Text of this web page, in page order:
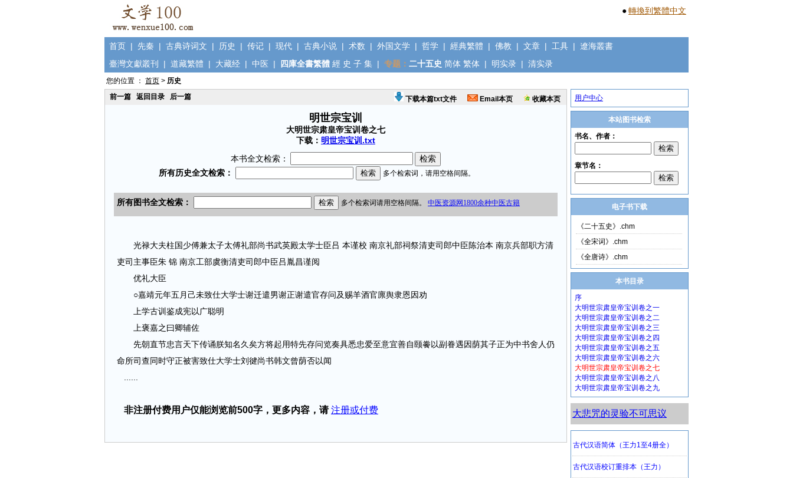
●轉換到繁體中文
首页 | 先秦 | 古典诗词文 | 历史 | 传记 | 现代 | 古典小说 | 术数 | 外国文学 | 哲学 | 經典繁體 | 佛教 | 文章 | 工具 | 遼海叢書
臺灣文獻叢刊
| 道藏繁體 | 大藏经 | 中医 | 四庫全書繁體 經 史 子 集 | 专题： 二十五史 简体 繁体 | 明实录 | 清实录
您的位置 ： 首页 > 历史
前一篇
返回目录 后一篇 下载本篇txt文件 Email本页 收藏本页
明世宗宝训
大明世宗肃皇帝宝训卷之七
下载： 明世宗宝训.txt
本书全文检索：
光禄大夫柱国少傅兼太子太傅礼部尚书武英殿太学士臣吕 本谨校 南京礼部祠祭清吏司郎中臣陈治本 南京兵部职方清
吏司主事臣朱 锦 南京工部虞衡清吏司郎中臣吕胤昌谨阅
优礼大臣
○嘉靖元年五月己未致仕大学士谢迁遣男谢正谢遣官存问及赐羊酒官廪舆隶恩因劝
上学古训鉴成宪以广聪明
上褒嘉之曰卿辅佐
先朝直节忠言天下传诵朕知名久矣方将起用特先存问览奏具悉忠爱至意宜善自颐餋以副眷遇因荫其子正为中书舍人仍
命所司查同时守正被害致仕大学士刘徤尚书韩文曾荫否以闻
非注册付费用户仅能浏览前500字，更多内容，请 注册或付费
用户中心
本站图书检索
电子书下载
《二十五史》.chm
《全宋词》.chm
《全唐诗》.chm
本书目录
序
大明世宗肃皇帝宝训卷之一
大明世宗肃皇帝宝训卷之二
大明世宗肃皇帝宝训卷之三
大明世宗肃皇帝宝训卷之四
大明世宗肃皇帝宝训卷之五
大明世宗肃皇帝宝训卷之六
大明世宗肃皇帝宝训卷之七
大明世宗肃皇帝宝训卷之八
大明世宗肃皇帝宝训卷之九
大悲咒的灵验不可思议